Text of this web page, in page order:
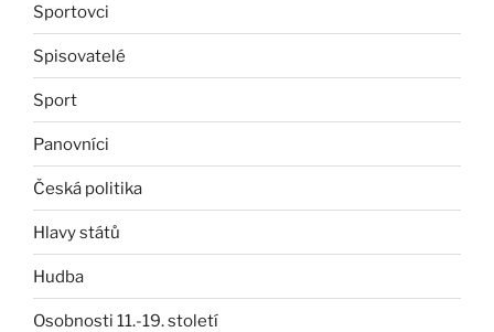
Sportovci
Spisovatelé
Sport
Panovníci
Česká politika
Hlavy států
Hudba
Osobnosti 11.-19. století